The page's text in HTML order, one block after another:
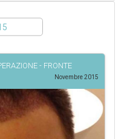
- FRONTE
Novembre 2015